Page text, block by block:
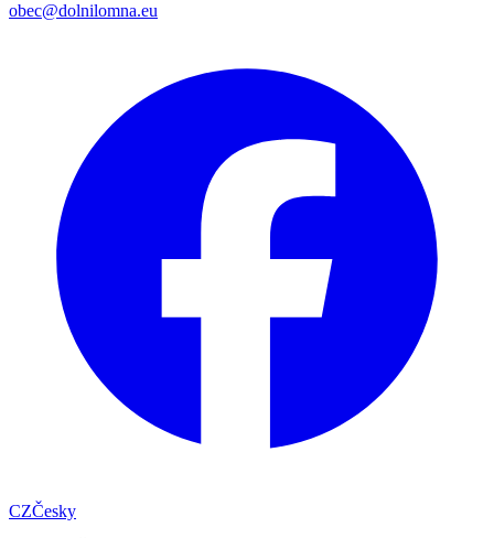
obec@dolnilomna.eu
CZČesky